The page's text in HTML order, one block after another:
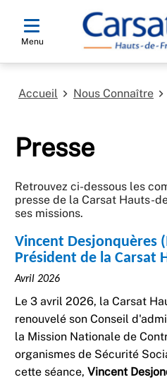
Menu
Accueil Nous Connaître
Presse
Retrouvez ci-dessous les
presse de la Carsat Hauts-
ses missions.
Vincent Desjonquères
Président de la Carsat
Avril 2026
Le 3 avril 2026, la Carsat
renouvelé son Conseil
la Mission Nationale de
organismes de Sécurité
cette séance, Vincent